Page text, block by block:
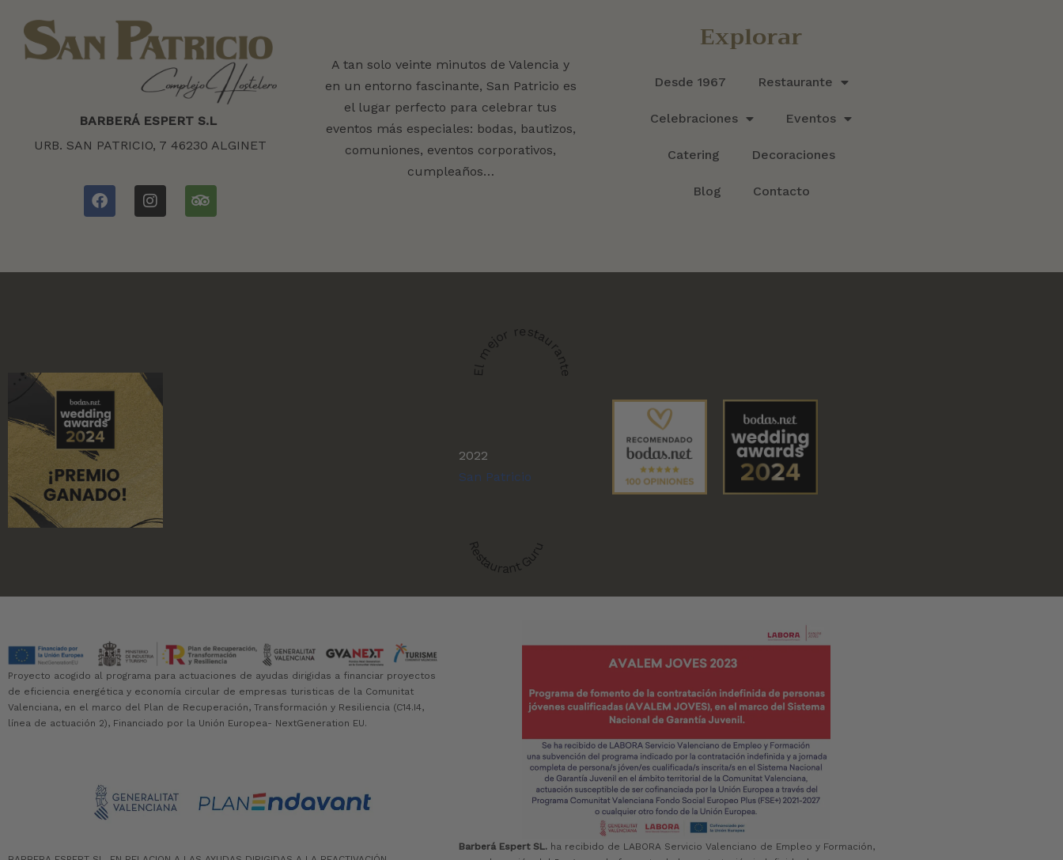
BARBERÁ ESPERT S.L
URB. SAN PATRICIO, 7 46230 ALGINET
A tan solo veinte minutos de Valencia y
en un entorno fascinante, San Patricio es
el lugar perfecto para celebrar tus
eventos más especiales: bodas, bautizos,
comuniones, eventos corporativos,
cumpleaños…
Explorar
Desde 1967 Restaurante
Celebraciones Eventos
Catering Decoraciones
Blog Contacto
El mejor restaurante
2022
San Patricio
Restaurant Guru
Proyecto acogido al programa para actuaciones de ayudas dirigidas a financiar proyectos
de eficiencia energética y economía circular de empresas turisticas de la Comunitat
Valenciana, en el marco del Plan de Recuperación, Transformación y Resiliencia (C14.I4,
línea de actuación 2), Financiado por la Unión Europea- NextGeneration EU.
Barberá Espert SL. ha recibido de LABORA Servicio Valenciano de Empleo y Formación,